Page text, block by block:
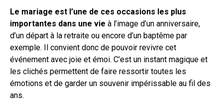
Le mariage est l’une de ces occasions les plus
importantes dans une vie à l’image d’un anniversaire,
d’un départ à la retraite ou encore d’un baptême par
exemple. Il convient donc de pouvoir revivre cet
événement avec joie et émoi. C’est un instant magique et
les clichés permettent de faire ressortir toutes les
émotions et de garder un souvenir impérissable au fil des
ans.